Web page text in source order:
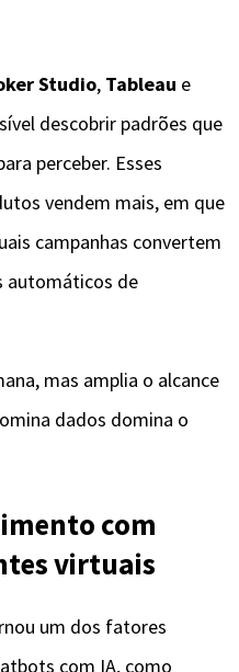
Studio, Tableau e
descobrir padrões que
perceber. Esses
vendem mais, em que
campanhas convertem
automáticos de
mas amplia o alcance
dados domina o
com
virtuais
um dos fatores
com IA, como